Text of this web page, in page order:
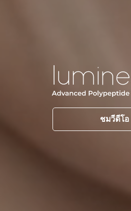
ชมวีดีโอ